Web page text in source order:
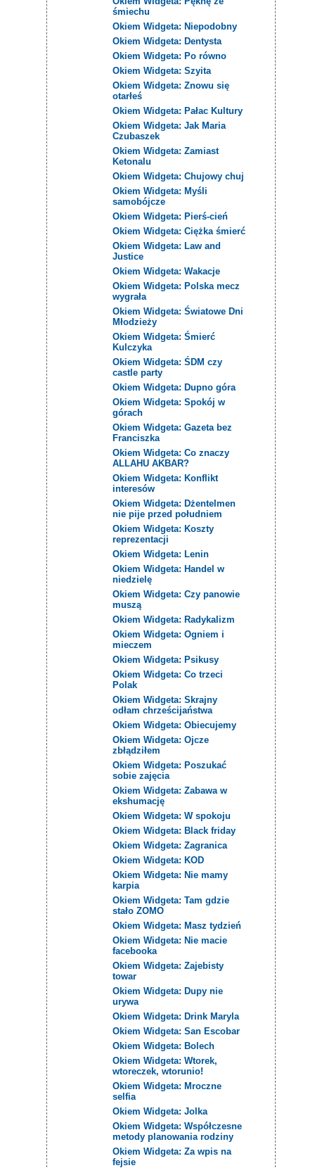
śmiechu
Okiem Widgeta: Niepodobny
Okiem Widgeta: Dentysta
Okiem Widgeta: Po równo
Okiem Widgeta: Szyita
Okiem Widgeta: Znowu się
otarłeś
Okiem Widgeta: Pałac Kultury
Okiem Widgeta: Jak Maria
Czubaszek
Okiem Widgeta: Zamiast
Ketonalu
Okiem Widgeta: Chujowy chuj
Okiem Widgeta: Myśli
samobójcze
Okiem Widgeta: Pierś-cień
Okiem Widgeta: Ciężka śmierć
Okiem Widgeta: Law and
Justice
Okiem Widgeta: Wakacje
Okiem Widgeta: Polska mecz
wygrała
Okiem Widgeta: Światowe Dni
Młodzieży
Okiem Widgeta: Śmierć
Kulczyka
Okiem Widgeta: ŚDM czy
castle party
Okiem Widgeta: Dupno góra
Okiem Widgeta: Spokój w
górach
Okiem Widgeta: Gazeta bez
Franciszka
Okiem Widgeta: Co znaczy
ALLAHU AKBAR?
Okiem Widgeta: Konflikt
interesów
Okiem Widgeta: Dżentelmen
nie pije przed południem
Okiem Widgeta: Koszty
reprezentacji
Okiem Widgeta: Lenin
Okiem Widgeta: Handel w
niedzielę
Okiem Widgeta: Czy panowie
muszą
Okiem Widgeta: Radykalizm
Okiem Widgeta: Ogniem i
mieczem
Okiem Widgeta: Psikusy
Okiem Widgeta: Co trzeci
Polak
Okiem Widgeta: Skrajny
odłam chrześcijaństwa
Okiem Widgeta: Obiecujemy
Okiem Widgeta: Ojcze
zbłądziłem
Okiem Widgeta: Poszukać
sobie zajęcia
Okiem Widgeta: Zabawa w
ekshumację
Okiem Widgeta: W spokoju
Okiem Widgeta: Black friday
Okiem Widgeta: Zagranica
Okiem Widgeta: KOD
Okiem Widgeta: Nie mamy
karpia
Okiem Widgeta: Tam gdzie
stało ZOMO
Okiem Widgeta: Masz tydzień
Okiem Widgeta: Nie macie
facebooka
Okiem Widgeta: Zajebisty
towar
Okiem Widgeta: Dupy nie
urywa
Okiem Widgeta: Drink Maryla
Okiem Widgeta: San Escobar
Okiem Widgeta: Bolech
Okiem Widgeta: Wtorek,
wtoreczek, wtorunio!
Okiem Widgeta: Mroczne
selfia
Okiem Widgeta: Jolka
Okiem Widgeta: Współczesne
metody planowania rodziny
Okiem Widgeta: Za wpis na
fejsie